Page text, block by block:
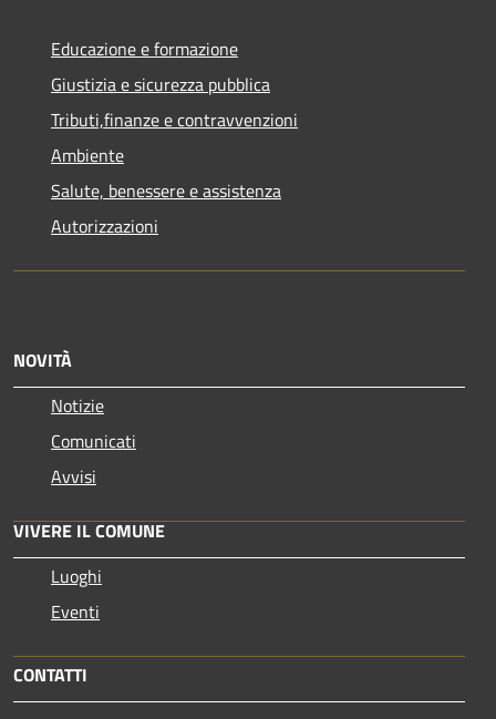
Educazione e formazione
Giustizia e sicurezza pubblica
Tributi,finanze e contravvenzioni
Ambiente
Salute, benessere e assistenza
Autorizzazioni
NOVITÀ
Notizie
Comunicati
Avvisi
VIVERE IL COMUNE
Luoghi
Eventi
CONTATTI